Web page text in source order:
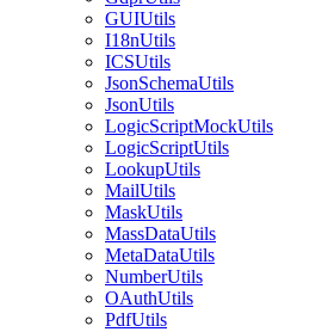
GUIUtils
I18nUtils
ICSUtils
JsonSchemaUtils
JsonUtils
LogicScriptMockUtils
LogicScriptUtils
LookupUtils
MailUtils
MaskUtils
MassDataUtils
MetaDataUtils
NumberUtils
OAuthUtils
PdfUtils